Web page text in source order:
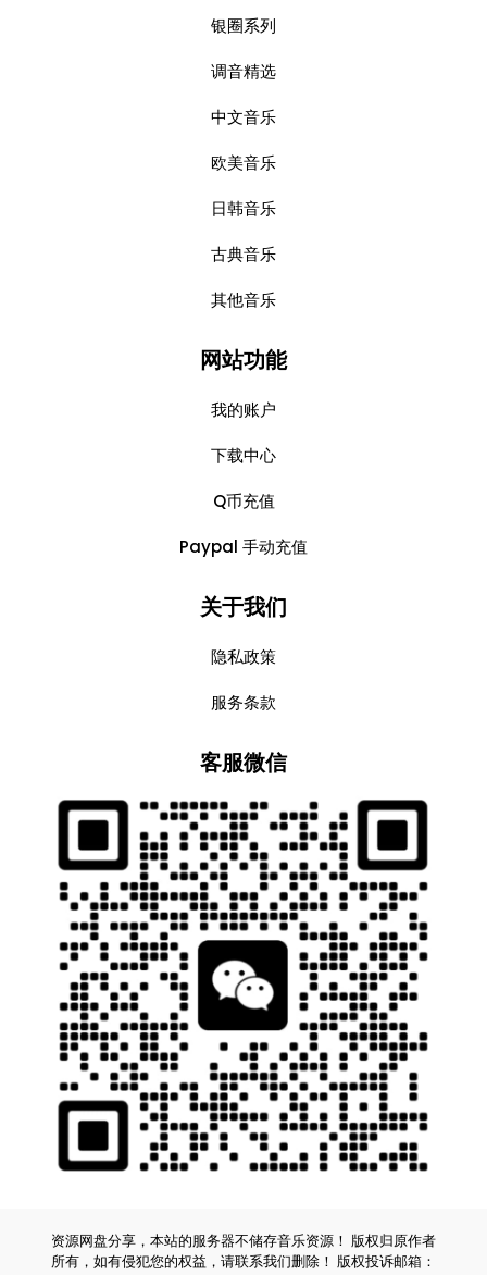
银圈系列
调音精选
中文音乐
欧美音乐
日韩音乐
古典音乐
其他音乐
网站功能
我的账户
下载中心
Q币充值
Paypal 手动充值
关于我们
隐私政策
服务条款
客服微信
资源网盘分享，本站的服务器不储存音乐资源！ 版权归原作者
所有，如有侵犯您的权益，请联系我们删除！ 版权投诉邮箱：